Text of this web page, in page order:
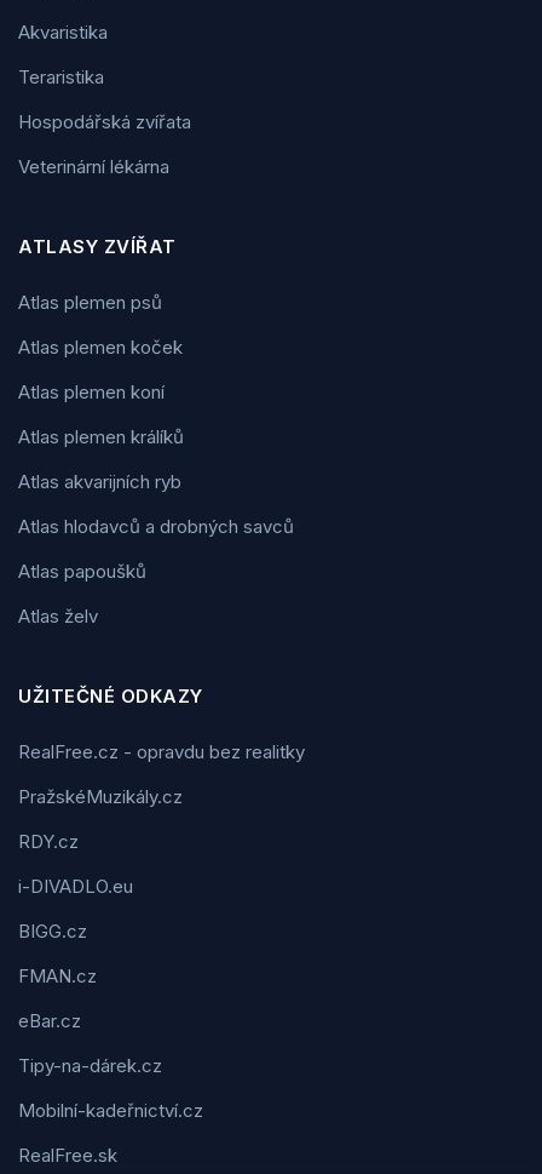
Akvaristika
Teraristika
Hospodářská zvířata
Veterinární lékárna
ATLASY ZVÍŘAT
Atlas plemen psů
Atlas plemen koček
Atlas plemen koní
Atlas plemen králíků
Atlas akvarijních ryb
Atlas hlodavců a drobných savců
Atlas papoušků
Atlas želv
UŽITEČNÉ ODKAZY
RealFree.cz - opravdu bez realitky
PražskéMuzikály.cz
RDY.cz
i-DIVADLO.eu
BIGG.cz
FMAN.cz
eBar.cz
Tipy-na-dárek.cz
Mobilní-kadeřnictví.cz
RealFree.sk